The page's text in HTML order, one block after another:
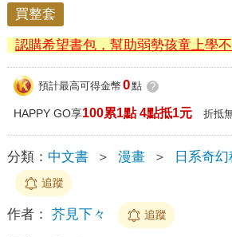
買整套
認購希望書包，幫助弱勢孩童上學不
預計最高可得金幣 0點 ?
HAPPY GO享100累1點 4點抵1元 折抵
分類： 中文書 ＞ 漫畫 ＞ 日系奇
追蹤
作者： 芥見下々 追蹤